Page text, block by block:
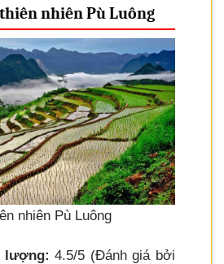
nhiên Pù Luông
nhiên Pù Luông
lượng: 4.5/5 (Đánh giá bởi